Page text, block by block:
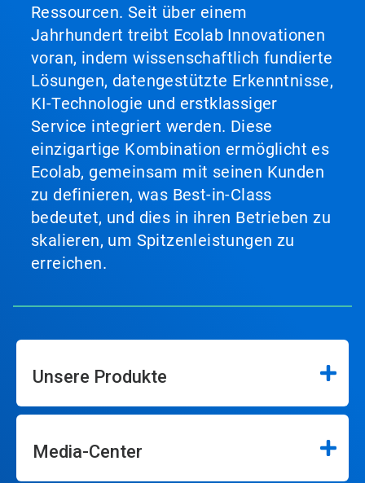
Ressourcen. Seit über einem
Jahrhundert treibt Ecolab Innovationen
voran, indem wissenschaftlich fundierte
Lösungen, datengestützte Erkenntnisse,
KI-Technologie und erstklassiger
Service integriert werden. Diese
einzigartige Kombination ermöglicht es
Ecolab, gemeinsam mit seinen Kunden
zu definieren, was Best-in-Class
bedeutet, und dies in ihren Betrieben zu
skalieren, um Spitzenleistungen zu
erreichen.
Unsere Produkte
Media-Center